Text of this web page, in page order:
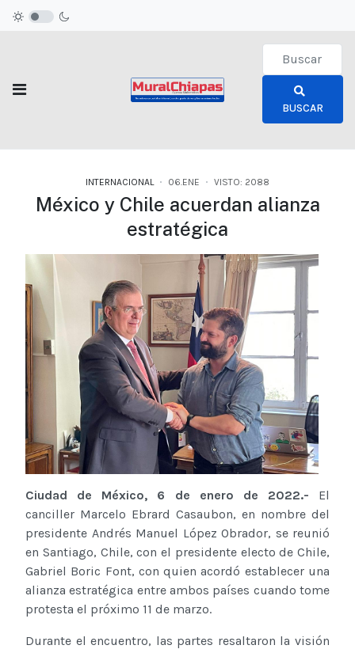
Type 2 or
BUSCAR
INTERNACIONAL 06.ENE VISTO: 2088
México y Chile acuerdan alianza
estratégica
Ciudad de México, 6 de enero de 2022.- El
canciller Marcelo Ebrard Casaubon, en nombre del
presidente Andrés Manuel López Obrador, se reunió
en Santiago, Chile, con el presidente electo de Chile,
Gabriel Boric Font, con quien acordó establecer una
alianza estratégica entre ambos países cuando tome
protesta el próximo 11 de marzo.
Durante el encuentro, las partes resaltaron la visión